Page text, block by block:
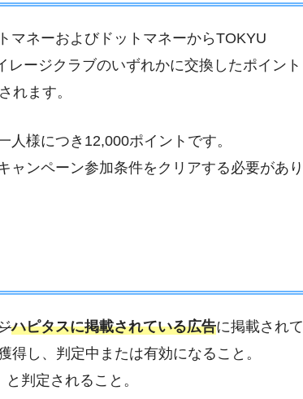
マネーおよびドットマネーからTOKYU
ージクラブのいずれかに交換したポイント
れます。
様につき12,000ポイントです。
ャンペーン参加条件をクリアする必要があり
ハピタスに掲載されている広告に掲載されて
し、判定中または有効になること。
判定されること。